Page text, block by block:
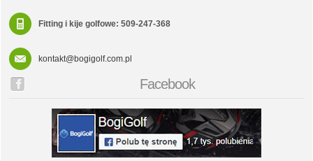
Fitting i kije golfowe: 509-247-368
kontakt@bogigolf.com.pl
Facebook